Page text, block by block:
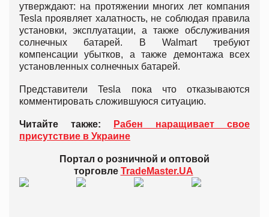
утверждают: на протяжении многих лет компания
Tesla проявляет халатность, не соблюдая правила
установки, эксплуатации, а также обслуживания
солнечных батарей. В Walmart требуют
компенсации убытков, а также демонтажа всех
установленных солнечных батарей.
Представители Tesla пока что отказываются
комментировать сложившуюся ситуацию.
Читайте также:
Рабен наращивает свое
присутствие в Украине
Портал о розничной и оптовой
торговле TradeMaster.UA